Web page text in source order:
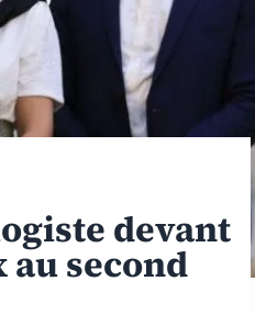
devant
au second